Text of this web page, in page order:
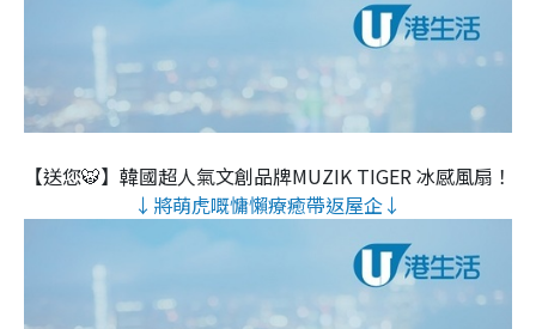
【送您🐯】韓國超人氣文創品牌MUZIK TIGER 冰感風扇！
↓將萌虎嘅慵懶療癒帶返屋企↓